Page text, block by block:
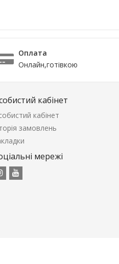
Оплата
Онлайн,готівкою
кабінет
кабінет
замовлень
мережі